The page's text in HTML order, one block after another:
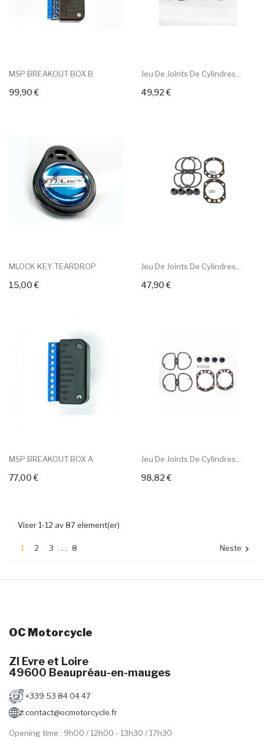
MSP BREAKOUT BOX B
99,90 €
+ Add To Cart
Jeu De Joints De Cylindres...
49,92 €
+ Add To Cart
MLOCK KEY TEARDROP
15,00 €
+ Add To Cart
Jeu De Joints De Cylindres...
47,90 €
+ Add To Cart
MSP BREAKOUT BOX A
77,00 €
+ Add To Cart
Jeu De Joints De Cylindres...
98,82 €
+ Add To Cart
Viser 1-12 av 87 element(er)
1 2 3 … 8 Neste 
OC Motorcycle
ZI Evre et Loire
49600 Beaupréau-en-mauges
+339 53 84 04 47
contact@ocmotorcycle.fr
Opening time : 9h00 / 12h00 - 13h30 / 17h30